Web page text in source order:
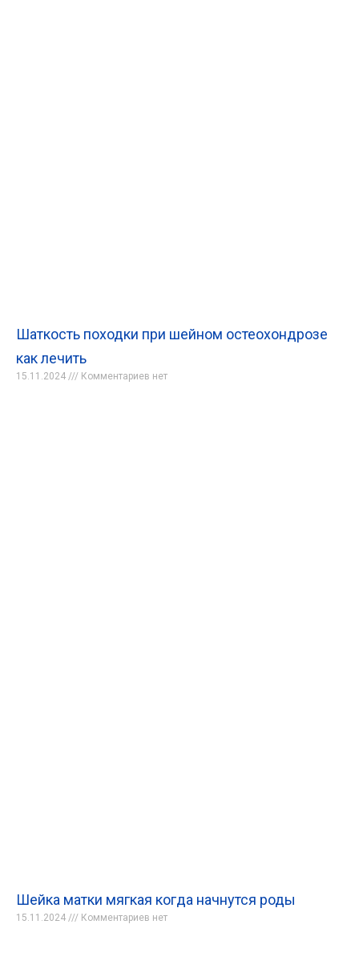
Шаткость походки при шейном остеохондрозе
как лечить
15.11.2024 Комментариев нет
Шейка матки мягкая когда начнутся роды
15.11.2024 Комментариев нет